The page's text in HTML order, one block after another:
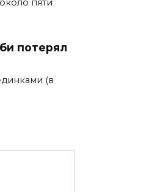
потерял
(в